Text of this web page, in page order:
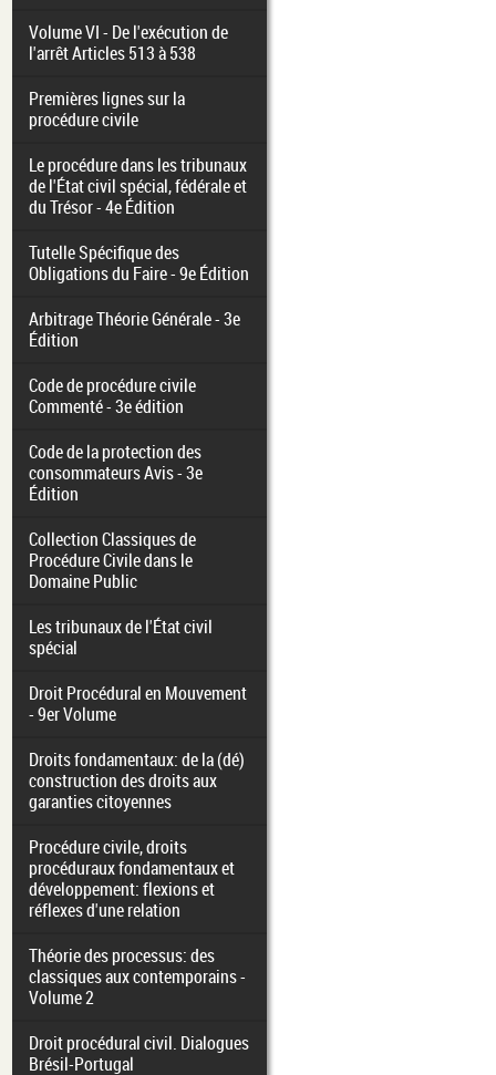
Volume VI - De l'exécution de
l'arrêt Articles 513 à 538
Premières lignes sur la
procédure civile
Le procédure dans les tribunaux
de l'État civil spécial, fédérale et
du Trésor - 4e Édition
Tutelle Spécifique des
Obligations du Faire - 9e Édition
Arbitrage Théorie Générale - 3e
Édition
Code de procédure civile
Commenté - 3e édition
Code de la protection des
consommateurs Avis - 3e
Édition
Collection Classiques de
Procédure Civile dans le
Domaine Public
Les tribunaux de l'État civil
spécial
Droit Procédural en Mouvement
- 9er Volume
Droits fondamentaux: de la (dé)
construction des droits aux
garanties citoyennes
Procédure civile, droits
procéduraux fondamentaux et
développement: flexions et
réflexes d'une relation
Théorie des processus: des
classiques aux contemporains -
Volume 2
Droit procédural civil. Dialogues
Brésil-Portugal